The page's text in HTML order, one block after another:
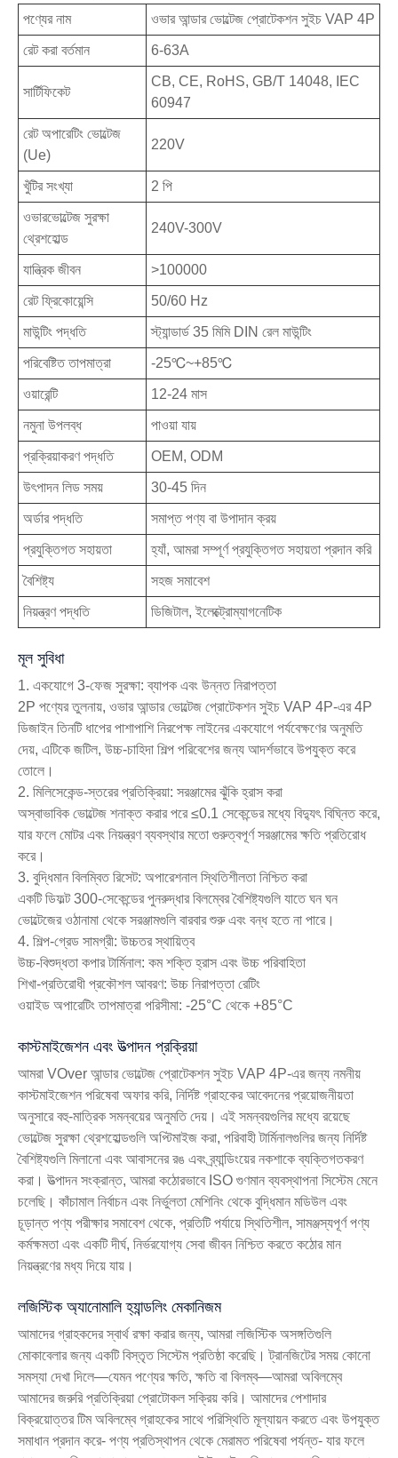
পণ্যের নাম ওভার আন্ডার ভোল্টেজ প্রোটেকশন সুইচ VAP 4P
রেট করা বর্তমান 6-63A
সার্টিফিকেট
CB, CE, RoHS, GB/T 14048, IEC
60947
রেট অপারেটিং ভোল্টেজ
(Ue)
220V
খুঁটির সংখ্যা 2 পি
ওভারভোল্টেজ সুরক্ষা
থ্রেশহোল্ড
240V-300V
যান্ত্রিক জীবন >100000
রেট ফ্রিকোয়েন্সি 50/60 Hz
মাউন্টিং পদ্ধতি স্ট্যান্ডার্ড 35 মিমি DIN রেল মাউন্টিং
পরিবেষ্টিত তাপমাত্রা -25℃~+85℃
ওয়ারেন্টি 12-24 মাস
নমুনা উপলব্ধ পাওয়া যায়
প্রক্রিয়াকরণ পদ্ধতি OEM, ODM
উৎপাদন লিড সময় 30-45 দিন
অর্ডার পদ্ধতি সমাপ্ত পণ্য বা উপাদান ক্রয়
প্রযুক্তিগত সহায়তা হ্যাঁ, আমরা সম্পূর্ণ প্রযুক্তিগত সহায়তা প্রদান করি
বৈশিষ্ট্য সহজ সমাবেশ
নিয়ন্ত্রণ পদ্ধতি ডিজিটাল, ইলেক্ট্রোম্যাগনেটিক
মূল সুবিধা
1. একযোগে 3-ফেজ সুরক্ষা: ব্যাপক এবং উন্নত নিরাপত্তা
2P পণ্যের তুলনায়, ওভার আন্ডার ভোল্টেজ প্রোটেকশন সুইচ VAP 4P-এর 4P
ডিজাইন তিনটি ধাপের পাশাপাশি নিরপেক্ষ লাইনের একযোগে পর্যবেক্ষণের অনুমতি
দেয়, এটিকে জটিল, উচ্চ-চাহিদা শিল্প পরিবেশের জন্য আদর্শভাবে উপযুক্ত করে
তোলে।
2. মিলিসেকেন্ড-স্তরের প্রতিক্রিয়া: সরঞ্জামের ঝুঁকি হ্রাস করা
অস্বাভাবিক ভোল্টেজ শনাক্ত করার পরে ≤0.1 সেকেন্ডের মধ্যে বিদ্যুৎ বিঘ্নিত করে,
যার ফলে মোটর এবং নিয়ন্ত্রণ ব্যবস্থার মতো গুরুত্বপূর্ণ সরঞ্জামের ক্ষতি প্রতিরোধ
করে।
3. বুদ্ধিমান বিলম্বিত রিসেট: অপারেশনাল স্থিতিশীলতা নিশ্চিত করা
একটি ডিফল্ট 300-সেকেন্ডের পুনরুদ্ধার বিলম্বের বৈশিষ্ট্যগুলি যাতে ঘন ঘন
ভোল্টেজের ওঠানামা থেকে সরঞ্জামগুলি বারবার শুরু এবং বন্ধ হতে না পারে।
4. শিল্প-গ্রেড সামগ্রী: উচ্চতর স্থায়িত্ব
উচ্চ-বিশুদ্ধতা কপার টার্মিনাল: কম শক্তি হ্রাস এবং উচ্চ পরিবাহিতা
শিখা-প্রতিরোধী প্রকৌশল আবরণ: উচ্চ নিরাপত্তা রেটিং
ওয়াইড অপারেটিং তাপমাত্রা পরিসীমা: -25°C থেকে +85°C
কাস্টমাইজেশন এবং উত্পাদন প্রক্রিয়া
আমরা VOver আন্ডার ভোল্টেজ প্রোটেকশন সুইচ VAP 4P-এর জন্য নমনীয়
কাস্টমাইজেশন পরিষেবা অফার করি, নির্দিষ্ট গ্রাহকের আবেদনের প্রয়োজনীয়তা
অনুসারে বহু-মাত্রিক সমন্বয়ের অনুমতি দেয়। এই সমন্বয়গুলির মধ্যে রয়েছে
ভোল্টেজ সুরক্ষা থ্রেশহোল্ডগুলি অপ্টিমাইজ করা, পরিবাহী টার্মিনালগুলির জন্য নির্দিষ্ট
বৈশিষ্ট্যগুলি মিলানো এবং আবাসনের রঙ এবং ব্র্যান্ডিংয়ের নকশাকে ব্যক্তিগতকরণ
করা। উত্পাদন সংক্রান্ত, আমরা কঠোরভাবে ISO গুণমান ব্যবস্থাপনা সিস্টেম মেনে
চলেছি। কাঁচামাল নির্বাচন এবং নির্ভুলতা মেশিনিং থেকে বুদ্ধিমান মডিউল এবং
চূড়ান্ত পণ্য পরীক্ষার সমাবেশ থেকে, প্রতিটি পর্যায়ে স্থিতিশীল, সামঞ্জস্যপূর্ণ পণ্য
কর্মক্ষমতা এবং একটি দীর্ঘ, নির্ভরযোগ্য সেবা জীবন নিশ্চিত করতে কঠোর মান
নিয়ন্ত্রণের মধ্য দিয়ে যায়।
লজিস্টিক অ্যানোমালি হ্যান্ডলিং মেকানিজম
আমাদের গ্রাহকদের স্বার্থ রক্ষা করার জন্য, আমরা লজিস্টিক অসঙ্গতিগুলি
মোকাবেলার জন্য একটি বিস্তৃত সিস্টেম প্রতিষ্ঠা করেছি। ট্রানজিটের সময় কোনো
সমস্যা দেখা দিলে—যেমন পণ্যের ক্ষতি, ক্ষতি বা বিলম্ব—আমরা অবিলম্বে
আমাদের জরুরি প্রতিক্রিয়া প্রোটোকল সক্রিয় করি। আমাদের পেশাদার
বিক্রয়োত্তর টিম অবিলম্বে গ্রাহকের সাথে পরিস্থিতি মূল্যায়ন করতে এবং উপযুক্ত
সমাধান প্রদান করে- পণ্য প্রতিস্থাপন থেকে মেরামত পরিষেবা পর্যন্ত- যার ফলে